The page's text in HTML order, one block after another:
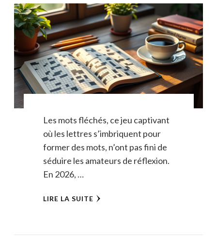
Les mots fléchés, ce jeu captivant
où les lettres s’imbriquent pour
former des mots, n’ont pas fini de
séduire les amateurs de réflexion.
En 2026, …
LIRE LA SUITE